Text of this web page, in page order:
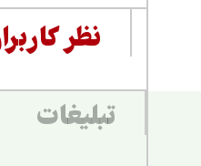
نظر
تبلیغات